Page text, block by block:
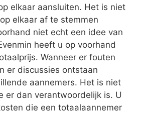
elkaar aansluiten. Het is niet
elkaar af te stemmen
niet echt een idee van
heeft u op voorhand
Wanneer er fouten
er discussies ontstaan
aannemers. Het is niet
er dan verantwoordelijk is. U
die een totaalaannemer